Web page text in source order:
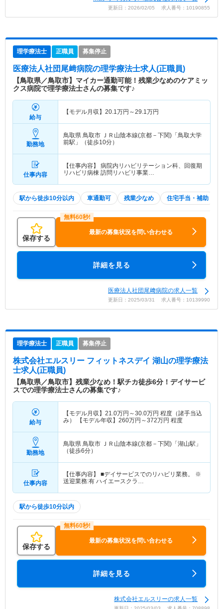
更新日：2026/02/05 求人番号：10190855
理学療法士 正職員 募集停止
医療法人社団尾﨑病院の理学療法士求人(正職員)
【鳥取県／鳥取市】マイカー通勤可能！残業少なめのケアミッ
クス病院で理学療法士さんの募集です♪
給与
【モデル月収】 20.1万円～29.1万円
勤務地
鳥取県 鳥取市 ＪＲ山陰本線(京都－下関)「鳥取大学
前駅」（徒歩10分）
仕事内容
【仕事内容】 病院内リハビリテーション科、回復期
リハビリ病棟 訪問リハビリ事業…
駅から徒歩10分以内 車通勤可 残業少なめ 住宅手当・補助
保存する
最新の募集状況を問い合わせる
詳細を見る
医療法人社団尾﨑病院の求人一覧
更新日：2025/03/31 求人番号：10139990
理学療法士 正職員 募集停止
株式会社エルスリー フィットネスデイ 湖山の理学療法
士求人(正職員)
【鳥取県／鳥取市】残業少なめ！駅チカ徒歩6分！デイサービ
スでの理学療法士さんの募集です♪
給与
【モデル月収】 21.0万円～30.0万円 程度（諸手当込
み） 【モデル年収】 260万円～372万円 程度
勤務地
鳥取県 鳥取市 ＪＲ山陰本線(京都－下関)「湖山駅」
（徒歩6分）
仕事内容
【仕事内容】 ■デイサービスでのリハビリ業務。 ※
送迎業務:有 ハイエースクラ…
駅から徒歩10分以内
保存する
最新の募集状況を問い合わせる
詳細を見る
株式会社エルスリーの求人一覧